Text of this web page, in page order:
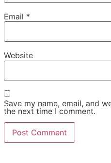
Email *
Website
Save my name, email, and
the next time I comment.